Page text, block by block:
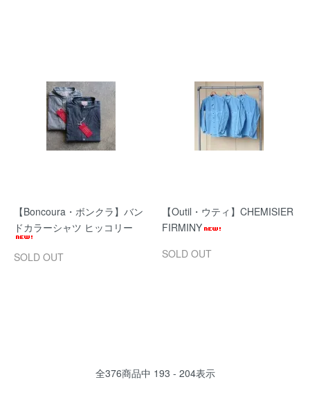
【Boncoura・ボンクラ】バン
ドカラーシャツ ヒッコリー
SOLD OUT
【Outil・ウティ】CHEMISIER
FIRMINY
SOLD OUT
全376商品中 193 - 204表示